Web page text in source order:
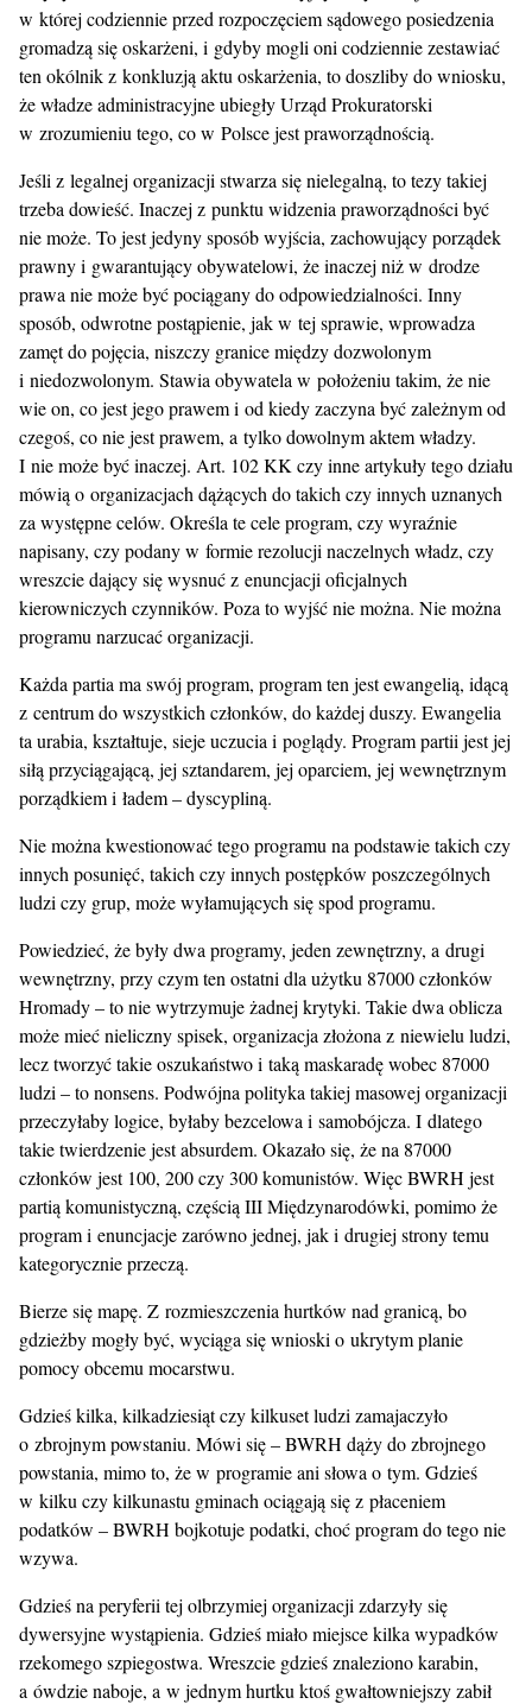
w której codziennie przed rozpoczęciem sądowego posiedzenia
gromadzą się oskarżeni, i gdyby mogli oni codziennie zestawiać
ten okólnik z konkluzją aktu oskarżenia, to doszliby do wniosku,
że władze administracyjne ubiegły Urząd Prokuratorski
w zrozumieniu tego, co w Polsce jest praworządnością.
Jeśli z legalnej organizacji stwarza się nielegalną, to tezy takiej
trzeba dowieść. Inaczej z punktu widzenia praworządności być
nie może. To jest jedyny sposób wyjścia, zachowujący porządek
prawny i gwarantujący obywatelowi, że inaczej niż w drodze
prawa nie może być pociągany do odpowiedzialności. Inny
sposób, odwrotne postąpienie, jak w tej sprawie, wprowadza
zamęt do pojęcia, niszczy granice między dozwolonym
i niedozwolonym. Stawia obywatela w położeniu takim, że nie
wie on, co jest jego prawem i od kiedy zaczyna być zależnym od
czegoś, co nie jest prawem, a tylko dowolnym aktem władzy.
I nie może być inaczej. Art. 102 KK czy inne artykuły tego działu
mówią o organizacjach dążących do takich czy innych uznanych
za występne celów. Określa te cele program, czy wyraźnie
napisany, czy podany w formie rezolucji naczelnych władz, czy
wreszcie dający się wysnuć z enuncjacji oficjalnych
kierowniczych czynników. Poza to wyjść nie można. Nie można
programu narzucać organizacji.
Każda partia ma swój program, program ten jest ewangelią, idącą
z centrum do wszystkich członków, do każdej duszy. Ewangelia
ta urabia, kształtuje, sieje uczucia i poglądy. Program partii jest jej
siłą przyciągającą, jej sztandarem, jej oparciem, jej wewnętrznym
porządkiem i ładem – dyscypliną.
Nie można kwestionować tego programu na podstawie takich czy
innych posunięć, takich czy innych postępków poszczególnych
ludzi czy grup, może wyłamujących się spod programu.
Powiedzieć, że były dwa programy, jeden zewnętrzny, a drugi
wewnętrzny, przy czym ten ostatni dla użytku 87000 członków
Hromady – to nie wytrzymuje żadnej krytyki. Takie dwa oblicza
może mieć nieliczny spisek, organizacja złożona z niewielu ludzi,
lecz tworzyć takie oszukaństwo i taką maskaradę wobec 87000
ludzi – to nonsens. Podwójna polityka takiej masowej organizacji
przeczyłaby logice, byłaby bezcelowa i samobójcza. I dlatego
takie twierdzenie jest absurdem. Okazało się, że na 87000
członków jest 100, 200 czy 300 komunistów. Więc BWRH jest
partią komunistyczną, częścią III Międzynarodówki, pomimo że
program i enuncjacje zarówno jednej, jak i drugiej strony temu
kategorycznie przeczą.
Bierze się mapę. Z rozmieszczenia hurtków nad granicą, bo
gdzieżby mogły być, wyciąga się wnioski o ukrytym planie
pomocy obcemu mocarstwu.
Gdzieś kilka, kilkadziesiąt czy kilkuset ludzi zamajaczyło
o zbrojnym powstaniu. Mówi się – BWRH dąży do zbrojnego
powstania, mimo to, że w programie ani słowa o tym. Gdzieś
w kilku czy kilkunastu gminach ociągają się z płaceniem
podatków – BWRH bojkotuje podatki, choć program do tego nie
wzywa.
Gdzieś na peryferii tej olbrzymiej organizacji zdarzyły się
dywersyjne wystąpienia. Gdzieś miało miejsce kilka wypadków
rzekomego szpiegostwa. Wreszcie gdzieś znaleziono karabin,
a ówdzie naboje, a w jednym hurtku ktoś gwałtowniejszy zabił